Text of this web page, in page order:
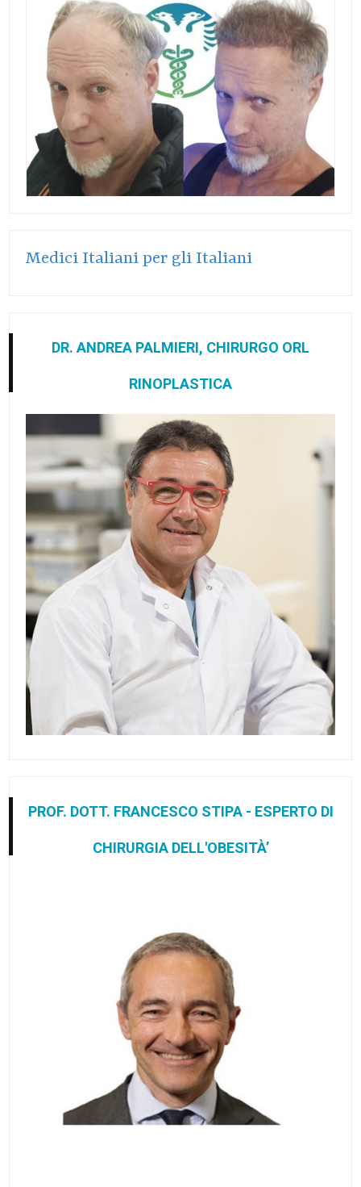
Medici Italiani per gli Italiani
DR. ANDREA PALMIERI, CHIRURGO ORL
RINOPLASTICA
PROF. DOTT. FRANCESCO STIPA - ESPERTO DI
CHIRURGIA DELL'OBESITÀ’